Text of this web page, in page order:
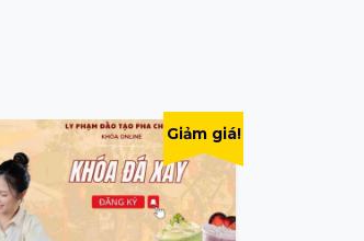
Giảm giá!